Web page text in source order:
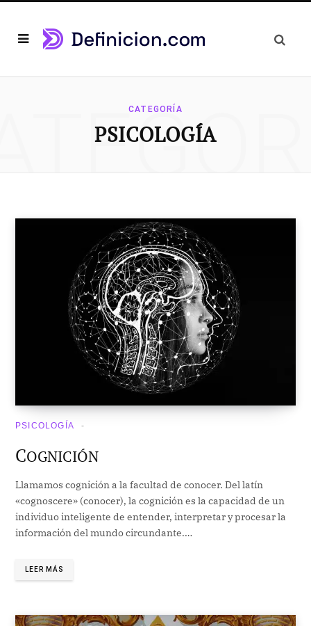
CATEGORÍA
PSICOLOGÍA
PSICOLOGÍA
COGNICIÓN
Llamamos cognición a la facultad de conocer. Del latín
«cognoscere» (conocer), la cognición es la capacidad de un
individuo inteligente de entender, interpretar y procesar la
información del mundo circundante.…
LEER MÁS